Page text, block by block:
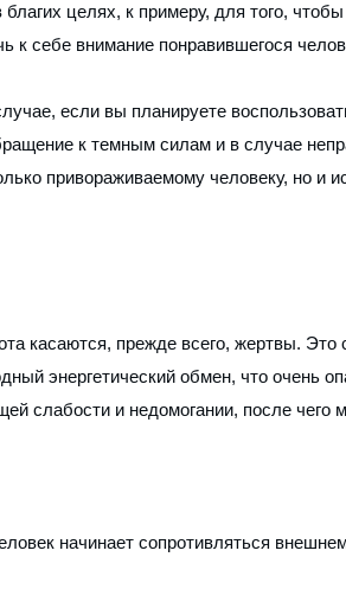
целях, к примеру, для того,
к себе внимание понравившегося
если вы планируете
к темным силам и в случае
привораживаемому человеку, но и
касаются, прежде всего, жертвы. Это
энергетический обмен, что очень
слабости и недомогании, после чего
начинает сопротивляться